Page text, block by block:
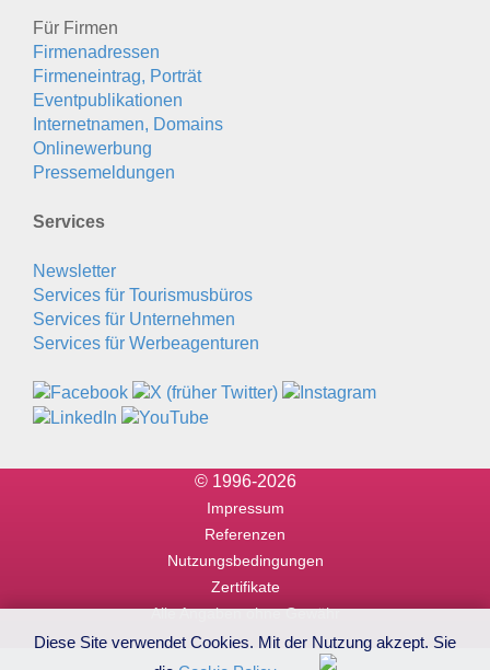
Für Firmen
Firmenadressen
Firmeneintrag, Porträt
Eventpublikationen
Internetnamen, Domains
Onlinewerbung
Pressemeldungen
Services
Newsletter
Services für Tourismusbüros
Services für Unternehmen
Services für Werbeagenturen
© 1996-2026
Impressum
Referenzen
Nutzungsbedingungen
Zertifikate
Alle Angaben ohne Gewähr
Diese Site verwendet Cookies. Mit der Nutzung akzept. Sie